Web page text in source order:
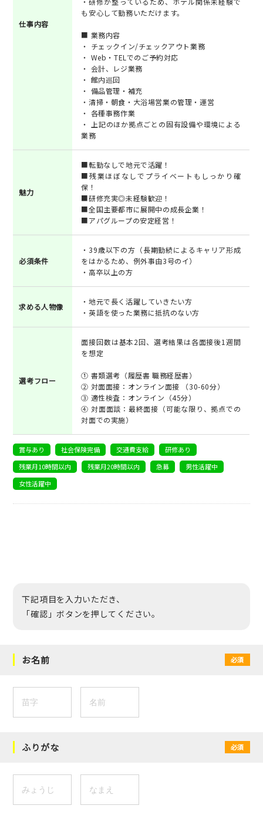
仕事内容
も安心して勤務いただけます。
■ 業務内容
・ チェックイン/チェックアウト業務
・ Web・TELでのご予約対応
・ 会計、レジ業務
・ 館内巡回
・ 備品管理・補充
・清掃・朝食・大浴場営業の管理・運営
・ 各種事務作業
・ 上記のほか拠点ごとの固有設備や環境による
業務
魅力
■転勤なしで地元で活躍！
■残業ほぼなしでプライベートもしっかり確
保！
■研修充実◎未経験歓迎！
■全国主要都市に展開中の成長企業！
■アパグループの安定経営！
必須条件
・39歳以下の方（長期勤続によるキャリア形成
をはかるため、例外事由3号のイ）
・高卒以上の方
求める人物像
・地元で長く活躍していきたい方
・英語を使った業務に抵抗のない方
選考フロー
面接回数は基本2回、選考結果は各面接後1週間
を想定
① 書類選考（履歴書 職務経歴書）
② 対面面接：オンライン面接 （30-60分）
③ 適性検査：オンライン（45分）
④ 対面面談：最終面接（可能な限り、拠点での
対面での実施）
賞与あり 社会保険完備 交通費支給
研修あり
残業月10時間以内
残業月20時間以内 急募
男性活躍中
女性活躍中
下記項目を入力いただき、
「確認」ボタンを押してください。
お名前 必須
ふりがな 必須